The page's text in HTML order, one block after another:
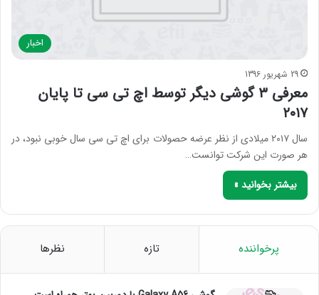
اخبار
29 شهریور 1396
معرفی ۳ گوشی دیگر توسط اچ تی سی تا پایان
۲۰۱۷
سال ۲۰۱۷ میلادی از نظر عرضه حصولات برای اچ تی سی سال خوبی نبود، در
هر صورت این شرکت توانست…
بیشتر بخوانید »
پرخواننده تازه نظرها